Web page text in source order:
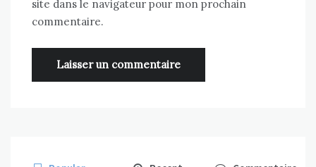
site dans le navigateur pour mon prochain
commentaire.